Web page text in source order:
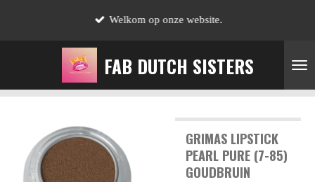
hoofdinhoud
FAB DUTCH SISTERS
Welkom op onze website.
GRIMAS LIPSTICK
PEARL PURE (7-85)
GOUDBRUIN